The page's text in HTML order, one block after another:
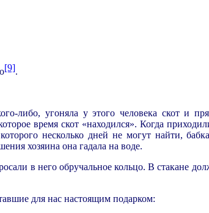
[9].
либо, угоняла у этого человека скот и
время скот «находился». Когда
несколько дней не могут найти,
хозяина она гадала на воде.
в него обручальное кольцо. В стакане
для нас настоящим подарком: